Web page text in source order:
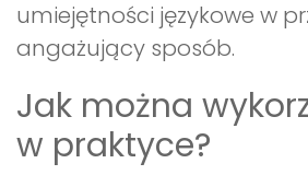
umiejętności językowe w
angażujący sposób.
Jak można
w praktyce?